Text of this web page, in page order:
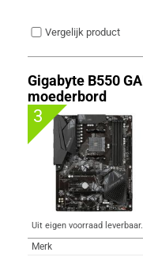
Vergelijk product
Gigabyte B550
moederbord
3
Uit eigen voorraad
Merk